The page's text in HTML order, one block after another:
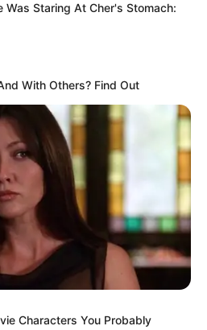
Was Staring At Cher's Stomach:
With Others? Find Out
Characters You Probably